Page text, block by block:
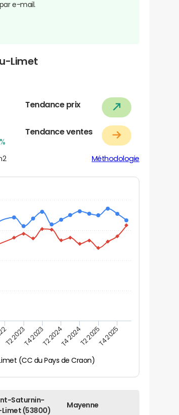
e-mail.
Limet
Tendance prix
Tendance ventes
Méthodologie
(CC du Pays de Craon)
T2 2023T4 2023T2 2024T4 2024T2 2025T4 2025
Saturnin-
(53800)
Mayenne